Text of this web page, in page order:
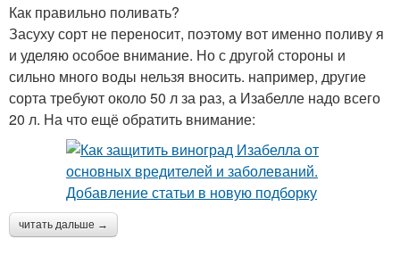
Как правильно поливать?
Засуху сорт не переносит, поэтому вот именно поливу я
и уделяю особое внимание. Но с другой стороны и
сильно много воды нельзя вносить. например, другие
сорта требуют около 50 л за раз, а Изабелле надо всего
20 л. На что ещё обратить внимание:
читать дальше →